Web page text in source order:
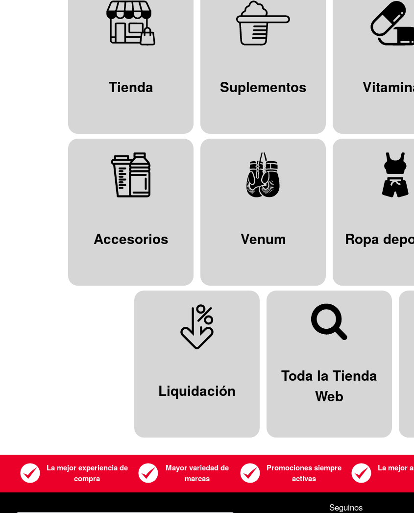
Tienda Suplementos
Accesorios Venum Ropa
Liquidación
Toda la Tienda
Web
La mejor experiencia de
compra
Mayor variedad de
marcas
Promociones siempre
activas
La mejor
Seguinos